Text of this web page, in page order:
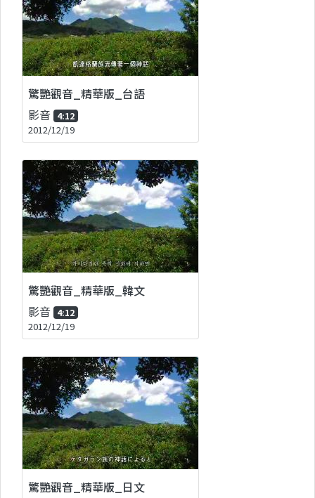
驚艷觀音_精華版_台語
影音 4:12
2012/12/19
驚艷觀音_精華版_韓文
影音 4:12
2012/12/19
驚艷觀音_精華版_日文